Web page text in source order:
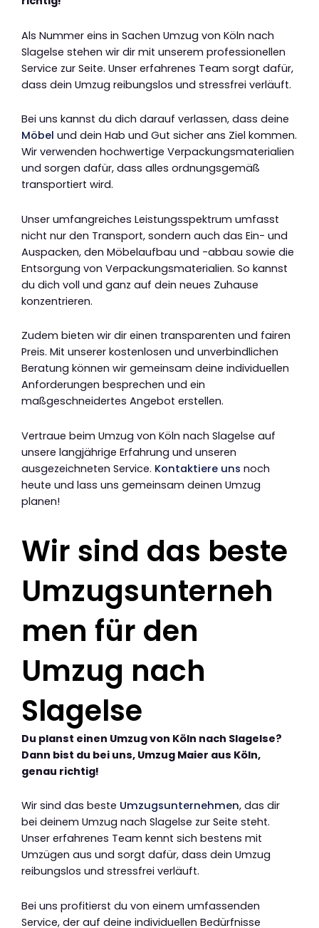
Als Nummer eins in Sachen Umzug von Köln nach
Slagelse stehen wir dir mit unserem professionellen
Service zur Seite. Unser erfahrenes Team sorgt dafür,
dass dein Umzug reibungslos und stressfrei verläuft.
Bei uns kannst du dich darauf verlassen, dass deine
Möbel und dein Hab und Gut sicher ans Ziel kommen.
Wir verwenden hochwertige Verpackungsmaterialien
und sorgen dafür, dass alles ordnungsgemäß
transportiert wird.
Unser umfangreiches Leistungsspektrum umfasst
nicht nur den Transport, sondern auch das Ein- und
Auspacken, den Möbelaufbau und -abbau sowie die
Entsorgung von Verpackungsmaterialien. So kannst
du dich voll und ganz auf dein neues Zuhause
konzentrieren.
Zudem bieten wir dir einen transparenten und fairen
Preis. Mit unserer kostenlosen und unverbindlichen
Beratung können wir gemeinsam deine individuellen
Anforderungen besprechen und ein
maßgeschneidertes Angebot erstellen.
Vertraue beim Umzug von Köln nach Slagelse auf
unsere langjährige Erfahrung und unseren
ausgezeichneten Service. Kontaktiere uns noch
heute und lass uns gemeinsam deinen Umzug
planen!
Wir sind das beste
Umzugsunterneh
men für den
Umzug nach
Slagelse
Du planst einen Umzug von Köln nach Slagelse?
Dann bist du bei uns, Umzug Maier aus Köln,
genau richtig!
Wir sind das beste Umzugsunternehmen, das dir
bei deinem Umzug nach Slagelse zur Seite steht.
Unser erfahrenes Team kennt sich bestens mit
Umzügen aus und sorgt dafür, dass dein Umzug
reibungslos und stressfrei verläuft.
Bei uns profitierst du von einem umfassenden
Service, der auf deine individuellen Bedürfnisse